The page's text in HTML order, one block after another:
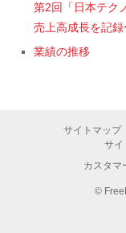
第2回「日本テク
売上高成長を記録
業績の推移
サイトマップ
サイ
カスタマ
©